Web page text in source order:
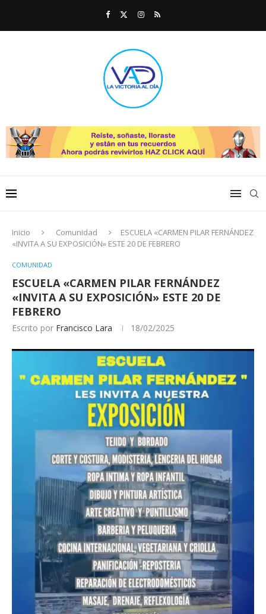
Inicio Comunidad
ESCUELA «CARMEN PILAR FERNÁNDEZ
«INVITA A SU EXPOSICIÓN» ESTE 20 DE FEBRERO
COMUNIDAD
ESCUELA «CARMEN PILAR FERNÁNDEZ
«INVITA A SU EXPOSICIÓN» ESTE 20 DE
FEBRERO
Escrito por Francisco Lara 18/02/2025